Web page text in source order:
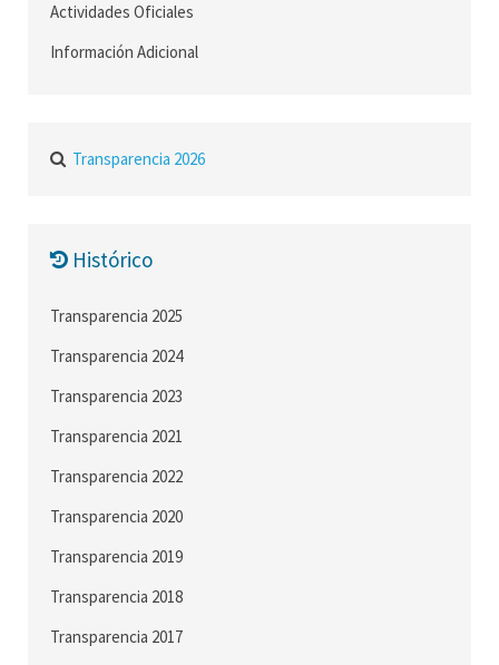
Actividades Oficiales
Información Adicional
Transparencia 2026
Histórico
Transparencia 2025
Transparencia 2024
Transparencia 2023
Transparencia 2021
Transparencia 2022
Transparencia 2020
Transparencia 2019
Transparencia 2018
Transparencia 2017